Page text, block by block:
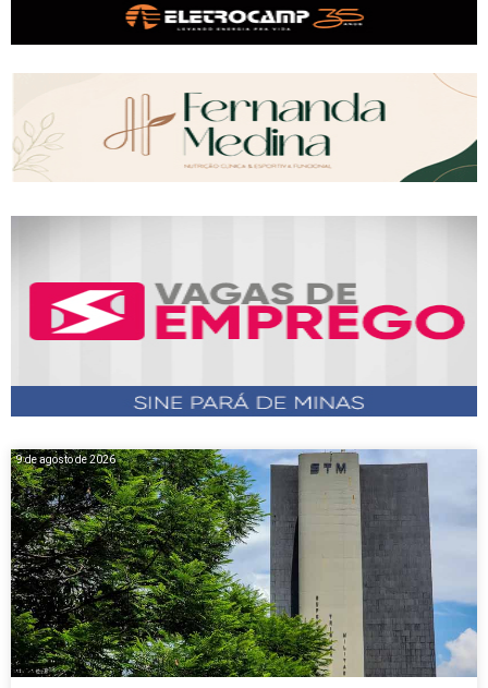
9 de agosto de 2026